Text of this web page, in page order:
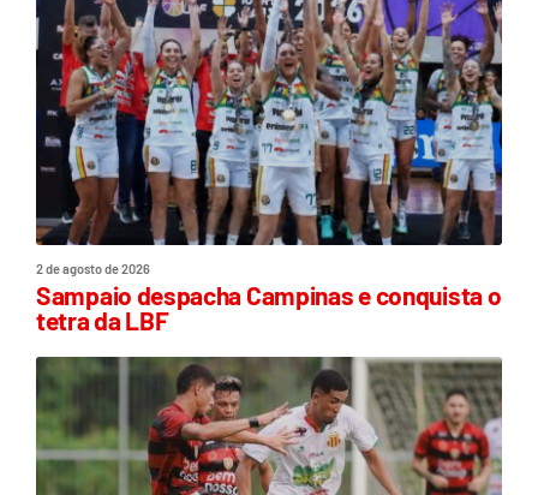
2 de agosto de 2026
Sampaio despacha Campinas e conquista o
tetra da LBF